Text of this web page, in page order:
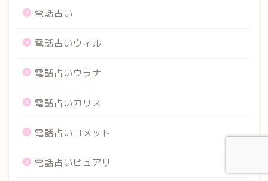
電話占い
電話占いウィル
電話占いウラナ
電話占いカリス
電話占いコメット
電話占いピュアリ